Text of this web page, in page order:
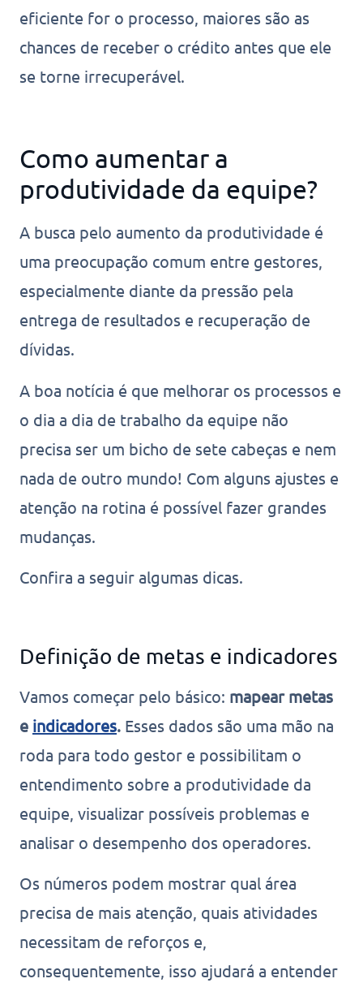
eficiente for o processo, maiores são as
chances de receber o crédito antes que ele
se torne irrecuperável.
Como aumentar a
produtividade da equipe?
A busca pelo aumento da produtividade é
uma preocupação comum entre gestores,
especialmente diante da pressão pela
entrega de resultados e recuperação de
dívidas.
A boa notícia é que melhorar os processos e
o dia a dia de trabalho da equipe não
precisa ser um bicho de sete cabeças e nem
nada de outro mundo! Com alguns ajustes e
atenção na rotina é possível fazer grandes
mudanças.
Confira a seguir algumas dicas.
Definição de metas e indicadores
Vamos começar pelo básico: mapear metas
e indicadores. Esses dados são uma mão na
roda para todo gestor e possibilitam o
entendimento sobre a produtividade da
equipe, visualizar possíveis problemas e
analisar o desempenho dos operadores.
Os números podem mostrar qual área
precisa de mais atenção, quais atividades
necessitam de reforços e,
consequentemente, isso ajudará a entender